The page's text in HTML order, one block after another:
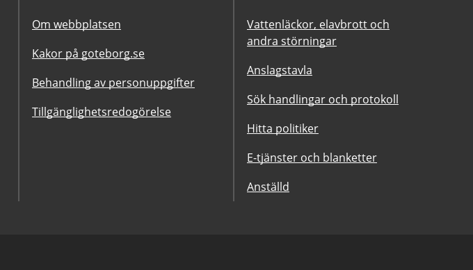
Om webbplatsen
Kakor på goteborg.se
Behandling av personuppgifter
Tillgänglighetsredogörelse
Vattenläckor, elavbrott och
andra störningar
Anslagstavla
Sök handlingar och protokoll
Hitta politiker
E-tjänster och blanketter
Anställd